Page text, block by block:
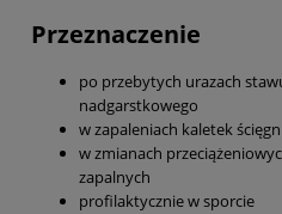
Przeznaczenie
po przebytych urazach
nadgarstkowego
w zapaleniach kaletek
w zmianach
zapalnych
profilaktycznie w sporcie